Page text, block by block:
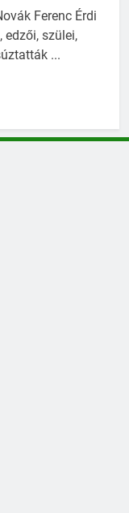
Ferenc Érdi
szülei,
...